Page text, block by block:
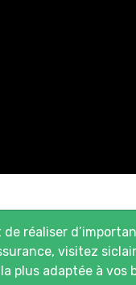
réaliser
visitez
plus adaptée à vos